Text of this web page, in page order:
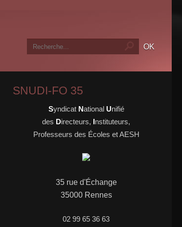
SNUDI-FO 35
Syndicat National Unifié
des Directeurs, Instituteurs,
Professeurs des Écoles et AESH
35 rue d'Échange
35000 Rennes
02 99 65 36 63